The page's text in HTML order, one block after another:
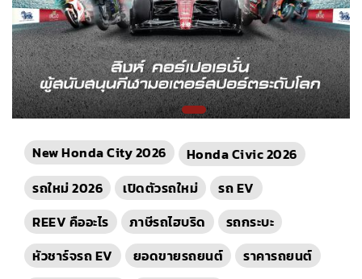
New Honda City 2026
Honda Civic 2026
รถใหม่ 2026
เปิดตัวรถใหม่
รถ EV
REEV คืออะไร
ภาษีรถไฮบริด
รถกระบะ
หัวชาร์จรถ EV
ยอดขายรถยนต์
ราคารถยนต์